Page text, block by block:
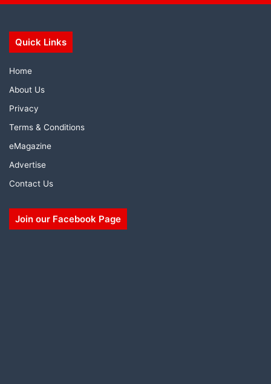
Quick Links
Home
About Us
Privacy
Terms & Conditions
eMagazine
Advertise
Contact Us
Join our Facebook Page